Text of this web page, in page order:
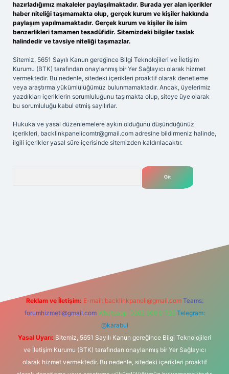
hazırladığımız makaleler paylaşılmaktadır. Burada yer alan içerikler
haber niteliği taşımamakta olup, gerçek kurum ve kişiler hakkında
paylaşım yapılmamaktadır. Gerçek kurum ve kişiler ile isim
benzerlikleri tamamen tesadüfidir. Sitemizdeki bilgiler taslak
halindedir ve tavsiye niteliği taşımazlar.
Sitemiz, 5651 Sayılı Kanun gereğince Bilgi Teknolojileri ve İletişim
Kurumu (BTK) tarafından onaylanmış bir Yer Sağlayıcı olarak hizmet
vermektedir. Bu nedenle, sitedeki içerikleri proaktif olarak denetleme
veya araştırma yükümlülüğümüz bulunmamaktadır. Ancak, üyelerimiz
yazdıkları içeriklerin sorumluluğunu taşımakta olup, siteye üye olarak
bu sorumluluğu kabul etmiş sayılırlar.
Hukuka ve yasal düzenlemelere aykırı olduğunu düşündüğünüz
içerikleri, backlinkpanelicomtr@gmail.com adresine bildirmeniz halinde,
ilgili içerikler yasal süre içerisinde sitemizden kaldırılacaktır.
Reklam ve İletişim: E-mail: backlinkpaneli@gmail.com Teams:
forumhizmeti@gmail.com Whatsapp: 0262 606 0 726 Telegram:
@karabul
Yasal Uyarı: Sitemiz, 5651 Sayılı Kanun gereğince Bilgi Teknolojileri
ve İletişim Kurumu (BTK) tarafından onaylanmış bir Yer Sağlayıcı
olarak hizmet vermektedir. Bu nedenle, sitedeki içerikleri proaktif